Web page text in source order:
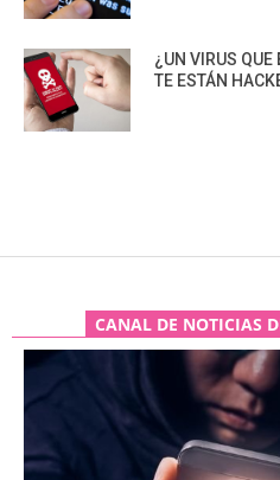
¿UN VIRUS QUE
TE ESTÁN
CANAL DE NOTICIAS